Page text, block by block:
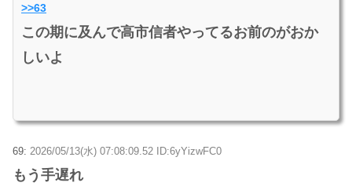
>>63
この期に及んで高市信者やってるお前のがおか
しいよ
69: 2026/05/13(水) 07:08:09.52 ID:6yYizwFC0
もう手遅れ